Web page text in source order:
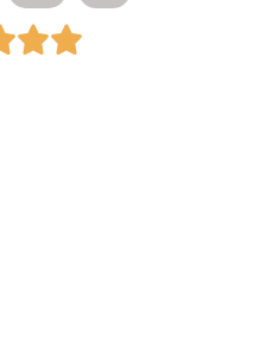

